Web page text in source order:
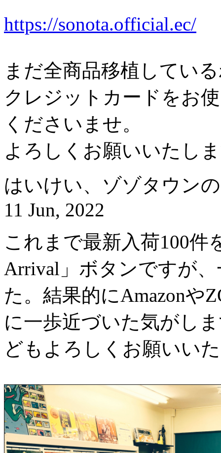
https://sonota.official.ec/
まだ全商品移植してい
クレジットカードをお
くださいませ。
よろしくお願いいたし
はいけい、ゾゾタウン
11 Jun, 2022
これまで最新入荷100件
Arrival」ボタンですが
た。結果的にAmazonや
に一歩近づいた気がし
どもよろしくお願いい